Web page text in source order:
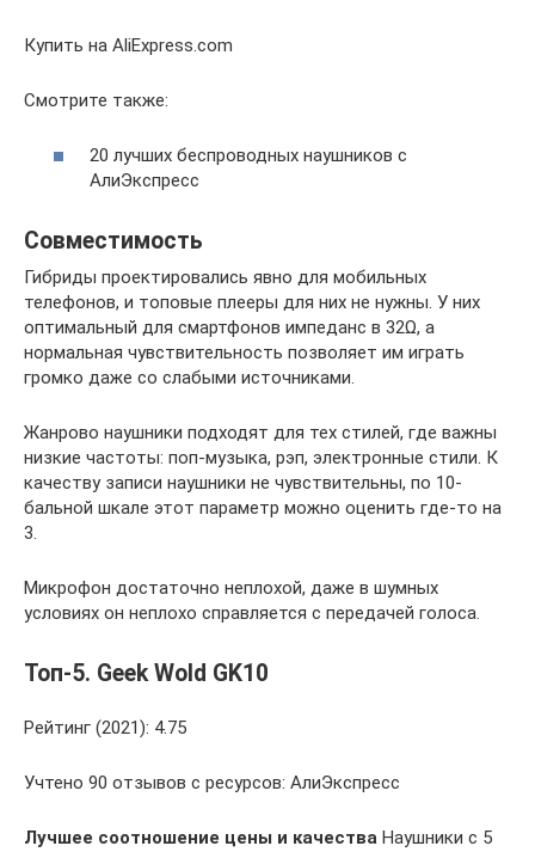
Купить на AliExpress.com
Смотрите также:
20 лучших беспроводных наушников с
АлиЭкспресс
Совместимость
Гибриды проектировались явно для мобильных
телефонов, и топовые плееры для них не нужны. У них
оптимальный для смартфонов импеданс в 32Ω, а
нормальная чувствительность позволяет им играть
громко даже со слабыми источниками.
Жанрово наушники подходят для тех стилей, где важны
низкие частоты: поп-музыка, рэп, электронные стили. К
качеству записи наушники не чувствительны, по 10-
бальной шкале этот параметр можно оценить где-то на
3.
Микрофон достаточно неплохой, даже в шумных
условиях он неплохо справляется с передачей голоса.
Топ-5. Geek Wold GK10
Рейтинг (2021): 4.75
Учтено 90 отзывов с ресурсов: АлиЭкспресс
Лучшее соотношение цены и качества Наушники с 5